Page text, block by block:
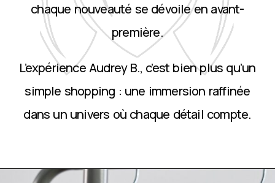
chaque nouveauté se dévoile en avant-
première.
L’expérience Audrey B., c’est bien plus qu’un
simple shopping : une immersion raffinée
dans un univers où chaque détail compte.